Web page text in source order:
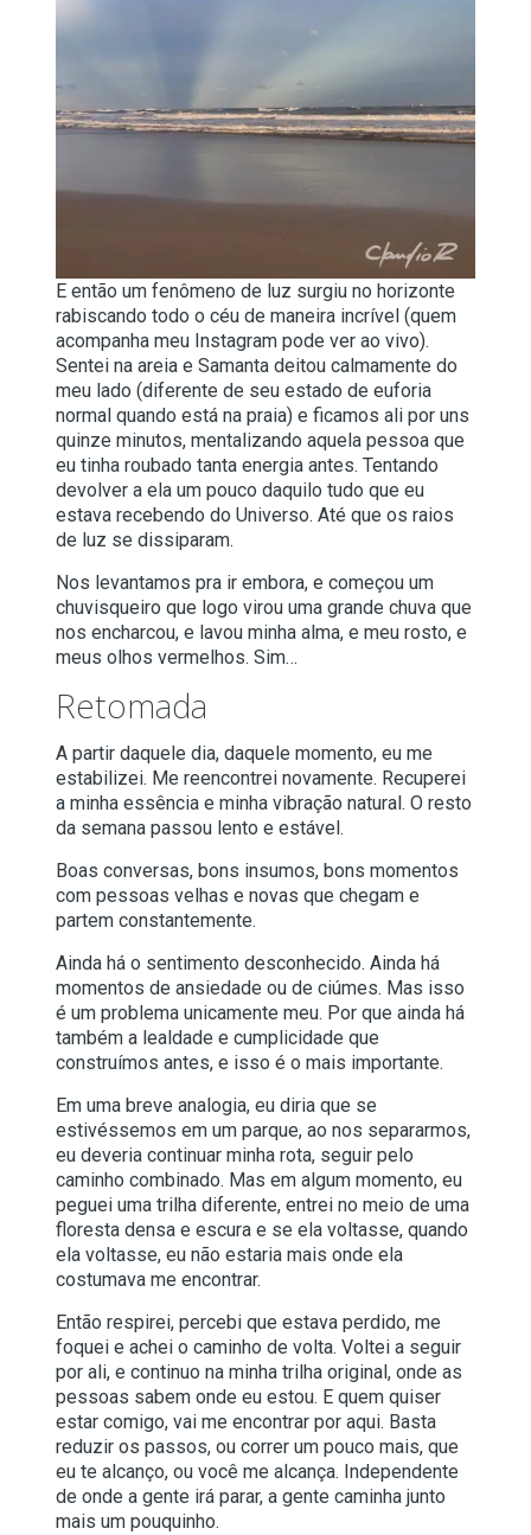
E então um fenômeno de luz surgiu no horizonte
rabiscando todo o céu de maneira incrível (quem
acompanha meu Instagram pode ver ao vivo).
Sentei na areia e Samanta deitou calmamente do
meu lado (diferente de seu estado de euforia
normal quando está na praia) e ficamos ali por uns
quinze minutos, mentalizando aquela pessoa que
eu tinha roubado tanta energia antes. Tentando
devolver a ela um pouco daquilo tudo que eu
estava recebendo do Universo. Até que os raios
de luz se dissiparam.
Nos levantamos pra ir embora, e começou um
chuvisqueiro que logo virou uma grande chuva que
nos encharcou, e lavou minha alma, e meu rosto, e
meus olhos vermelhos. Sim…
Retomada
A partir daquele dia, daquele momento, eu me
estabilizei. Me reencontrei novamente. Recuperei
a minha essência e minha vibração natural. O resto
da semana passou lento e estável.
Boas conversas, bons insumos, bons momentos
com pessoas velhas e novas que chegam e
partem constantemente.
Ainda há o sentimento desconhecido. Ainda há
momentos de ansiedade ou de ciúmes. Mas isso
é um problema unicamente meu. Por que ainda há
também a lealdade e cumplicidade que
construímos antes, e isso é o mais importante.
Em uma breve analogia, eu diria que se
estivéssemos em um parque, ao nos separarmos,
eu deveria continuar minha rota, seguir pelo
caminho combinado. Mas em algum momento, eu
peguei uma trilha diferente, entrei no meio de uma
floresta densa e escura e se ela voltasse, quando
ela voltasse, eu não estaria mais onde ela
costumava me encontrar.
Então respirei, percebi que estava perdido, me
foquei e achei o caminho de volta. Voltei a seguir
por ali, e continuo na minha trilha original, onde as
pessoas sabem onde eu estou. E quem quiser
estar comigo, vai me encontrar por aqui. Basta
reduzir os passos, ou correr um pouco mais, que
eu te alcanço, ou você me alcança. Independente
de onde a gente irá parar, a gente caminha junto
mais um pouquinho.